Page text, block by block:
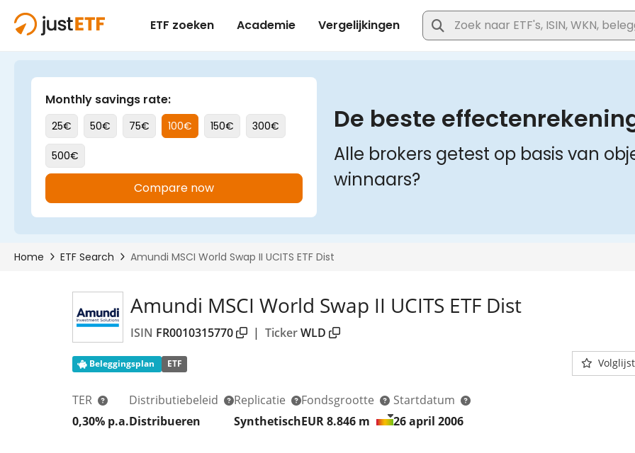
Amundi MSCI World Swap II UCITS ETF Dist
ISIN FR0010315770 | TickerWLD
Beleggingsplan ETF Volglijst
TER
0,30% p.a.
Distributiebeleid
Distribueren
Replicatie
Synthetisch
Fondsgrootte
EUR 8.846 m
Startdatum
26 april 2006